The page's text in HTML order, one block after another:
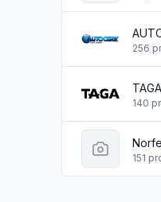
256
140
151